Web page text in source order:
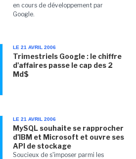
en cours de développement par
Google.
LE 21 AVRIL 2006
Trimestriels Google : le chiffre
d'affaires passe le cap des 2
Md$
LE 21 AVRIL 2006
MySQL souhaite se rapprocher
d'IBM et Microsoft et ouvre ses
API de stockage
Soucieux de s'imposer parmi les